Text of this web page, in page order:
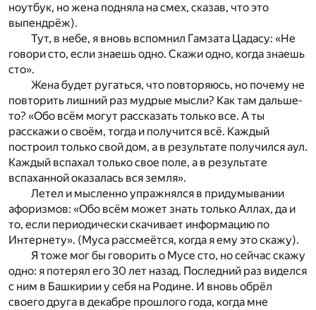
ноутбук, но жена подняла на смех, сказав, что это
выпендрёж).
Тут, в небе, я вновь вспомнил Гамзата Цадасу: «Не
говори сто, если знаешь одно. Скажи одно, когда знаешь
сто».
Жена будет ругаться, что повторяюсь, но почему не
повторить лишний раз мудрые мысли? Как там дальше-
то? «Обо всём могут рассказать только все. А ты
расскажи о своём, тогда и получится всё. Каждый
построил только свой дом, а в результате получился аул.
Каждый вспахал только свое поле, а в результате
вспаханной оказалась вся земля».
Летел и мысленно упражнялся в придумывании
афоризмов: «Обо всём может знать только Аллах, да и
то, если периодически скачивает информацию по
Интернету». (Муса рассмеётся, когда я ему это скажу).
Я тоже мог бы говорить о Мусе сто, но сейчас скажу
одно: я потерял его 30 лет назад. Последний раз виделся
с ним в Башкирии у себя на Родине. И вновь обрёл
своего друга в декабре прошлого года, когда мне